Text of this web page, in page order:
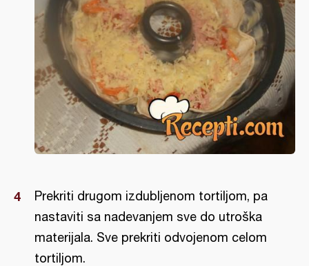
Prekriti drugom izdubljenom tortiljom, pa
nastaviti sa nadevanjem sve do utroška
materijala. Sve prekriti odvojenom celom
tortiljom.